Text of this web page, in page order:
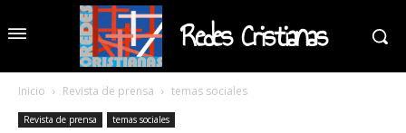
Redes Cristianas
Inicio Revista de prensa temas sociales
Revista de prensa temas sociales